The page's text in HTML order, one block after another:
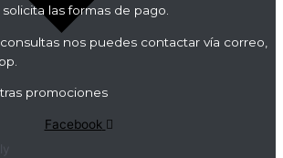
las formas de pago.
nos puedes contactar vía correo,
promociones
Facebook